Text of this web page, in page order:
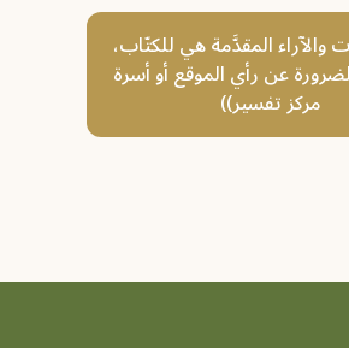
والآراء المقدَّمة هي للكتّاب،
عن رأي الموقع أو أسرة
مركز تفسير))